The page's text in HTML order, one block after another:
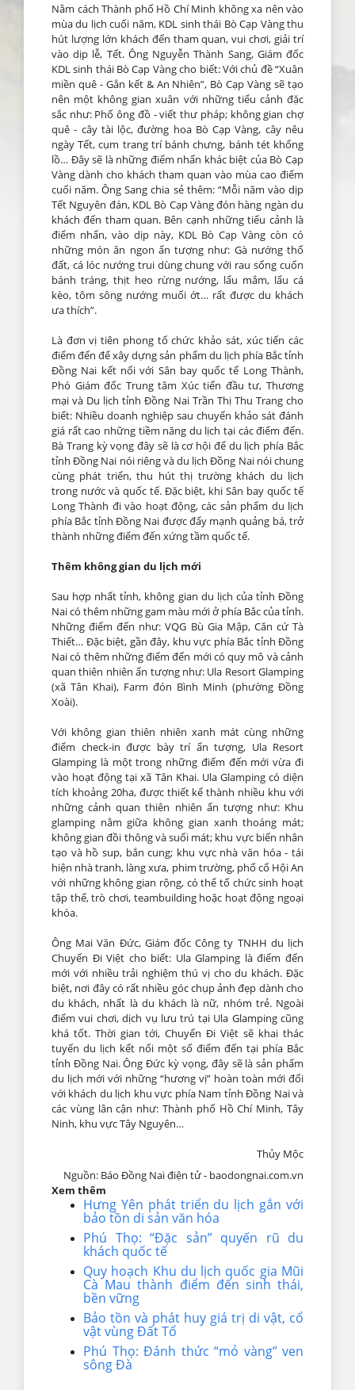
Nằm cách Thành phố Hồ Chí Minh không xa nên vào
mùa du lịch cuối năm, KDL sinh thái Bò Cạp Vàng thu
hút lượng lớn khách đến tham quan, vui chơi, giải trí
vào dịp lễ, Tết. Ông Nguyễn Thành Sang, Giám đốc
KDL sinh thái Bò Cạp Vàng cho biết: Với chủ đề “Xuân
miền quê - Gắn kết & An Nhiên”, Bò Cạp Vàng sẽ tạo
nên một không gian xuân với những tiểu cảnh đặc
sắc như: Phố ông đồ - viết thư pháp; không gian chợ
quê - cây tài lộc, đường hoa Bò Cạp Vàng, cây nêu
ngày Tết, cụm trang trí bánh chưng, bánh tét khổng
lồ… Đây sẽ là những điểm nhấn khác biệt của Bò Cạp
Vàng dành cho khách tham quan vào mùa cao điểm
cuối năm. Ông Sang chia sẻ thêm: “Mỗi năm vào dịp
Tết Nguyên đán, KDL Bò Cạp Vàng đón hàng ngàn du
khách đến tham quan. Bên cạnh những tiểu cảnh là
điểm nhấn, vào dịp này, KDL Bò Cạp Vàng còn có
những món ăn ngon ấn tượng như: Gà nướng thố
đất, cá lóc nướng trui dùng chung với rau sống cuốn
bánh tráng, thịt heo rừng nướng, lẩu mắm, lẩu cá
kèo, tôm sông nướng muối ớt… rất được du khách
ưa thích”.
Là đơn vị tiên phong tổ chức khảo sát, xúc tiến các
điểm đến để xây dựng sản phẩm du lịch phía Bắc tỉnh
Đồng Nai kết nối với Sân bay quốc tế Long Thành,
Phó Giám đốc Trung tâm Xúc tiến đầu tư, Thương
mại và Du lịch tỉnh Đồng Nai Trần Thị Thu Trang cho
biết: Nhiều doanh nghiệp sau chuyến khảo sát đánh
giá rất cao những tiềm năng du lịch tại các điểm đến.
Bà Trang kỳ vọng đây sẽ là cơ hội để du lịch phía Bắc
tỉnh Đồng Nai nói riêng và du lịch Đồng Nai nói chung
cùng phát triển, thu hút thị trường khách du lịch
trong nước và quốc tế. Đặc biệt, khi Sân bay quốc tế
Long Thành đi vào hoạt động, các sản phẩm du lịch
phía Bắc tỉnh Đồng Nai được đẩy mạnh quảng bá, trở
thành những điểm đến xứng tầm quốc tế.
Thêm không gian du lịch mới
Sau hợp nhất tỉnh, không gian du lịch của tỉnh Đồng
Nai có thêm những gam màu mới ở phía Bắc của tỉnh.
Những điểm đến như: VQG Bù Gia Mập, Căn cứ Tà
Thiết… Đặc biệt, gần đây, khu vực phía Bắc tỉnh Đồng
Nai có thêm những điểm đến mới có quy mô và cảnh
quan thiên nhiên ấn tượng như: Ula Resort Glamping
(xã Tân Khai), Farm đón Bình Minh (phường Đồng
Xoài).
Với không gian thiên nhiên xanh mát cùng những
điểm check-in được bày trí ấn tượng, Ula Resort
Glamping là một trong những điểm đến mới vừa đi
vào hoạt động tại xã Tân Khai. Ula Glamping có diện
tích khoảng 20ha, được thiết kế thành nhiều khu với
những cảnh quan thiên nhiên ấn tượng như: Khu
glamping nằm giữa không gian xanh thoáng mát;
không gian đồi thông và suối mát; khu vực biển nhân
tạo và hồ sup, bắn cung; khu vực nhà văn hóa - tái
hiện nhà tranh, làng xưa, phim trường, phố cổ Hội An
với những không gian rộng, có thể tổ chức sinh hoạt
tập thể, trò chơi, teambuilding hoặc hoạt động ngoại
khóa.
Ông Mai Văn Đức, Giám đốc Công ty TNHH du lịch
Chuyến Đi Việt cho biết: Ula Glamping là điểm đến
mới với nhiều trải nghiệm thú vị cho du khách. Đặc
biệt, nơi đây có rất nhiều góc chụp ảnh đẹp dành cho
du khách, nhất là du khách là nữ, nhóm trẻ. Ngoài
điểm vui chơi, dịch vụ lưu trú tại Ula Glamping cũng
khá tốt. Thời gian tới, Chuyến Đi Việt sẽ khai thác
tuyến du lịch kết nối một số điểm đến tại phía Bắc
tỉnh Đồng Nai. Ông Đức kỳ vọng, đây sẽ là sản phẩm
du lịch mới với những “hương vị” hoàn toàn mới đối
với khách du lịch khu vực phía Nam tỉnh Đồng Nai và
các vùng lân cận như: Thành phố Hồ Chí Minh, Tây
Ninh, khu vực Tây Nguyên…
Thủy Mộc
Nguồn: Báo Đồng Nai điện tử - baodongnai.com.vn
Xem thêm
Hưng Yên phát triển du lịch gắn với
bảo tồn di sản văn hóa
Phú Thọ: “Đặc sản” quyến rũ du
khách quốc tế
Quy hoạch Khu du lịch quốc gia Mũi
Cà Mau thành điểm đến sinh thái,
bền vững
Bảo tồn và phát huy giá trị di vật, cổ
vật vùng Đất Tổ
Phú Thọ: Đánh thức “mỏ vàng” ven
sông Đà